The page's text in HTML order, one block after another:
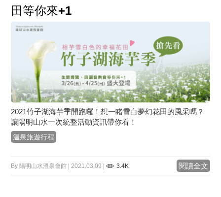
田等你來+1
2021竹子湖海芋季開跑囉！想一睹雪白夢幻花田的風采嗎？
讓陽明山水一次統整活動資訊帶你看！
溫泉旅遊行程
By 陽明山水溫泉會館 | 2021.03.09 | 3.4K 閱讀全文